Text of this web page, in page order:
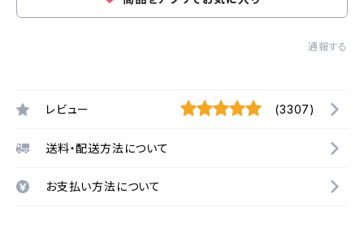
通報する
レビュー (3307)
送料・配送方法について
お支払い方法について